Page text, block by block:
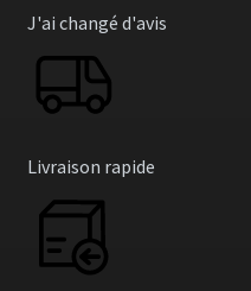
J'ai changé d'avis
Livraison rapide